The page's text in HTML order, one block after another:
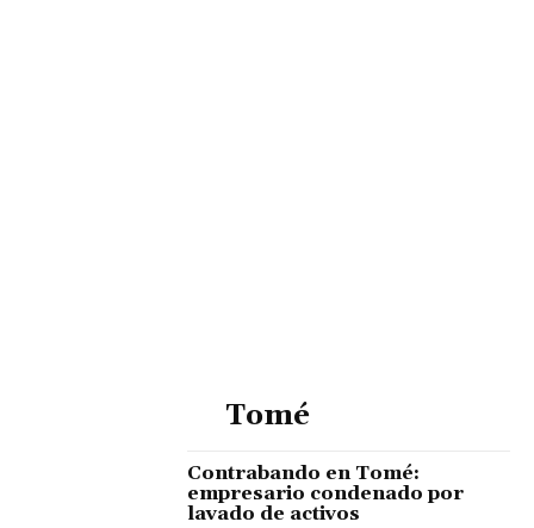
Tomé
Contrabando en Tomé:
empresario condenado por
lavado de activos